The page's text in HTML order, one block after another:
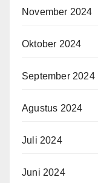
November 2024
Oktober 2024
September 2024
Agustus 2024
Juli 2024
Juni 2024